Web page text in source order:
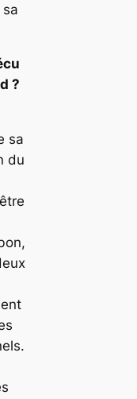
?
sa
du